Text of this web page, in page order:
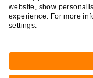
Oudorp
Overveen
website, show
experience. For more
settings.